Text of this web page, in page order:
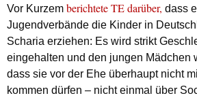
Vor Kurzem berichtete TE darüber, dass
Jugendverbände die Kinder in
Scharia erziehen: Es wird strikt
eingehalten und den jungen Mädchen
dass sie vor der Ehe überhaupt nicht
kommen dürfen – nicht einmal über